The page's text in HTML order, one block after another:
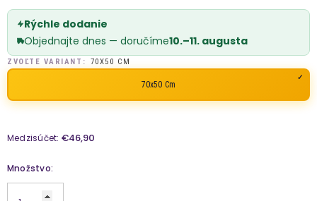
Rýchle dodanie
Objednajte dnes — doručíme10.–11. augusta
ZVOĽTE VARIANT: 70X50 CM
70x50 Cm
Medzisúčet: €46,90
Množstvo: